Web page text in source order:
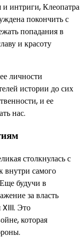
интриги, Клеопатра
покончить с
попадания в
и красоту
личности
истории до сих
и ее
нас.
столкнулась с
внутри самого
будучи в
за власть
XIII. Это
которая